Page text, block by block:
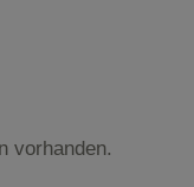
vorhanden.